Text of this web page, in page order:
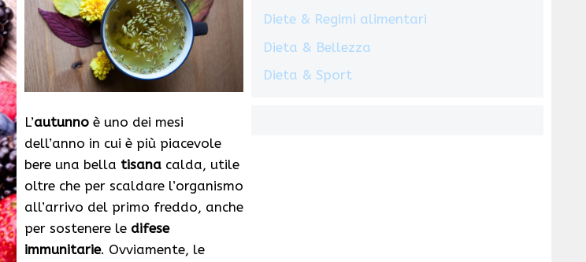
L’autunnoè uno dei mesi
dell’anno in cui è più piacevole
bere una bella tisanacalda, utile
oltre che per scaldare l’organismo
all’arrivo del primo freddo, anche
per sostenere ledifese
immunitarie. Ovviamente, le
Diete & Regimi alimentari
Dieta & Bellezza
Dieta & Sport